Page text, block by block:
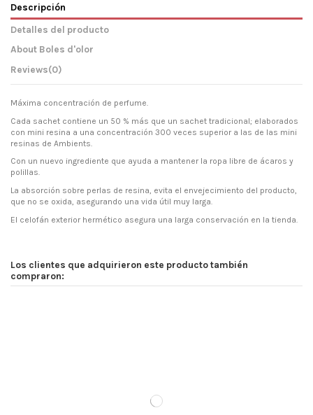
Descripción
Detalles del producto
About Boles d'olor
Reviews(0)
Máxima concentración de perfume.
Cada sachet contiene un 50 % más que un sachet tradicional; elaborados
con mini resina a una concentración 300 veces superior a las de las mini
resinas de Ambients.
Con un nuevo ingrediente que ayuda a mantener la ropa libre de ácaros y
polillas.
La absorción sobre perlas de resina, evita el envejecimiento del producto,
que no se oxida, asegurando una vida útil muy larga.
El celofán exterior hermético asegura una larga conservación en la tienda.
Los clientes que adquirieron este producto también
compraron: